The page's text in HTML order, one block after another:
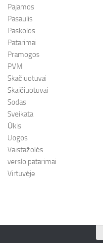
Pajamos
Pasaulis
Paskolos
Patarimai
Pramogos
PVM
Skačiuotuvai
Skaičiuotuvai
Sodas
Sveikata
Ūkis
Uogos
Vaistažolės
verslo patarimai
Virtuvėje